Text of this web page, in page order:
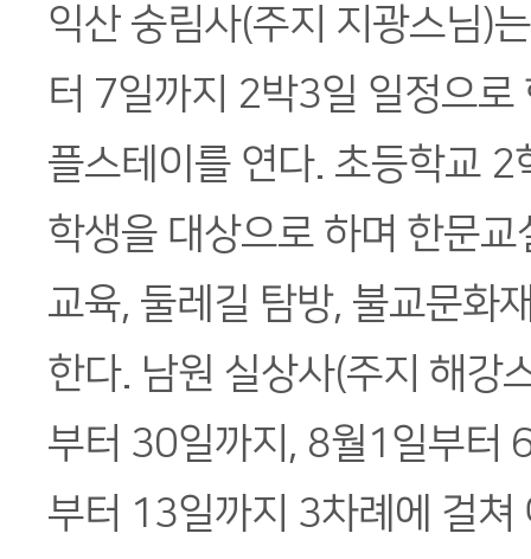
익산 숭림사(주지 지광스님)
터 7일까지 2박3일 일정으로
플스테이를 연다. 초등학교 2
학생을 대상으로 하며 한문교
교육, 둘레길 탐방, 불교문화
한다. 남원 실상사(주지 해강
부터 30일까지, 8월1일부터
부터 13일까지 3차례에 걸쳐